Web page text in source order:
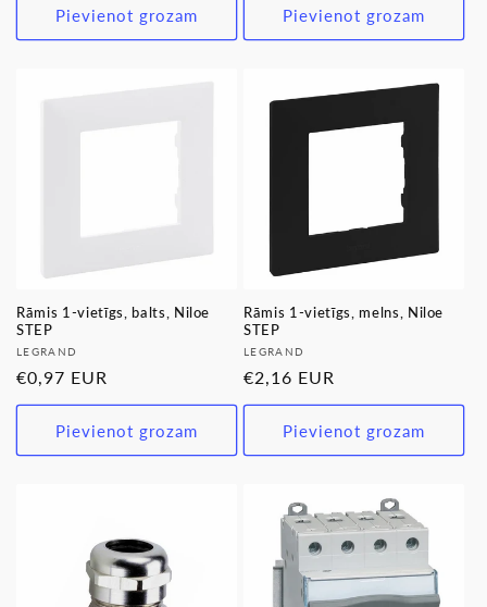
Pievienot grozam Pievienot grozam
Rāmis 1-vietīgs, balts, Niloe
STEP
Pārdevējs:
LEGRAND
Parastā
cena
€0,97 EUR
Pievienot grozam
Rāmis 1-vietīgs, melns, Niloe
STEP
Pārdevējs:
LEGRAND
Parastā
cena
€2,16 EUR
Pievienot grozam